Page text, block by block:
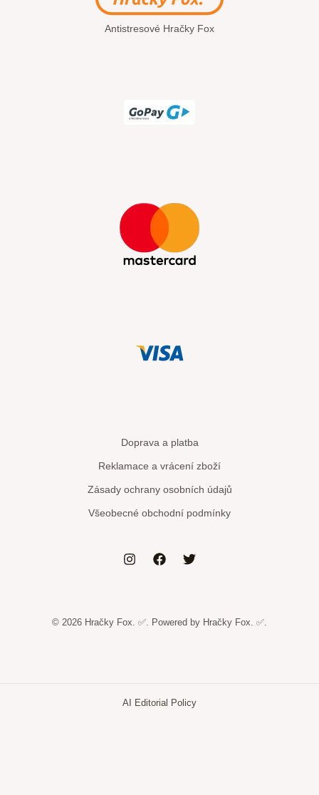
Antistresové Hračky Fox
Doprava a platba
Reklamace a vrácení zboží
Zásady ochrany osobních údajů
Všeobecné obchodní podmínky
© 2026 Hračky Fox. ✅. Powered by Hračky Fox. ✅.
AI Editorial Policy